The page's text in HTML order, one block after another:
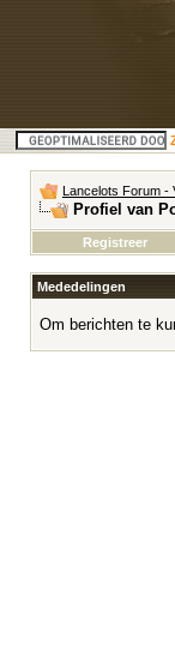
Lancelots Forum -
Profiel van
Registreer
Mededelingen
Om berichten te